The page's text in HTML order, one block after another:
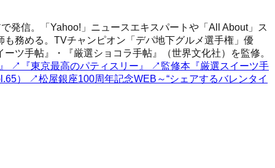
発信。「Yahoo!」ニュースエキスパートや「All About」ス
務める。TVチャンピオン「デパ地下グルメ選手権」優
ツ手帖』・『厳選ショコラ手帖』（世界文化社）を監修。
↗ 『東京最高のパティスリー』 ↗ 監修本『厳選スイーツ手
） ↗松屋銀座100周年記念WEB～“シェアするバレンタイ